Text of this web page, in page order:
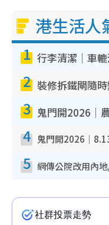
港生活人
1
2
3
4
5